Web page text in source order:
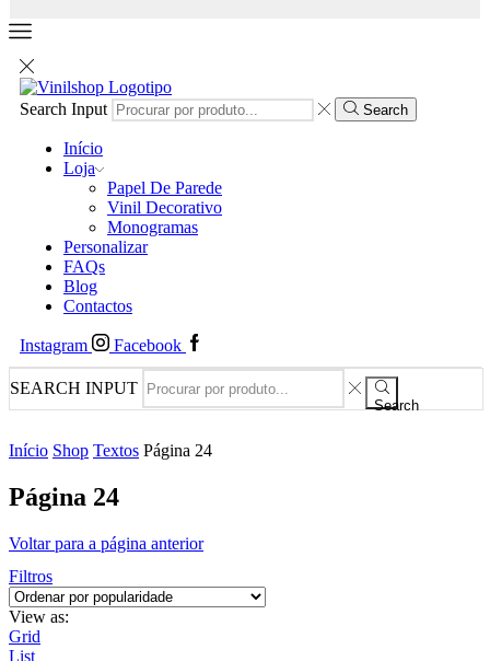
Search Input Search
Início
Loja
Papel De Parede
Vinil Decorativo
Monogramas
Personalizar
FAQs
Blog
Contactos
Instagram Facebook
SEARCH INPUT
Search
Início Shop Textos Página 24
Página 24
Voltar para a página anterior
Filtros
View as:
Grid
List